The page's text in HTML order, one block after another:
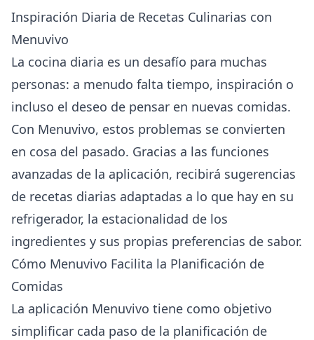
Inspiración Diaria de Recetas Culinarias con
Menuvivo
La cocina diaria es un desafío para muchas
personas: a menudo falta tiempo, inspiración o
incluso el deseo de pensar en nuevas comidas.
Con Menuvivo, estos problemas se convierten
en cosa del pasado. Gracias a las funciones
avanzadas de la aplicación, recibirá sugerencias
de recetas diarias adaptadas a lo que hay en su
refrigerador, la estacionalidad de los
ingredientes y sus propias preferencias de sabor.
Cómo Menuvivo Facilita la Planificación de
Comidas
La aplicación Menuvivo tiene como objetivo
simplificar cada paso de la planificación de